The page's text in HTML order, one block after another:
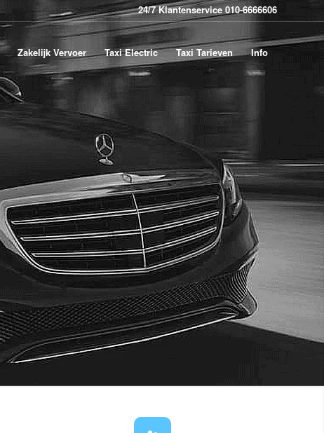
24/7 Klantenservice 010-6666606
Zakelijk Vervoer Taxi Electric Taxi Tarieven Info